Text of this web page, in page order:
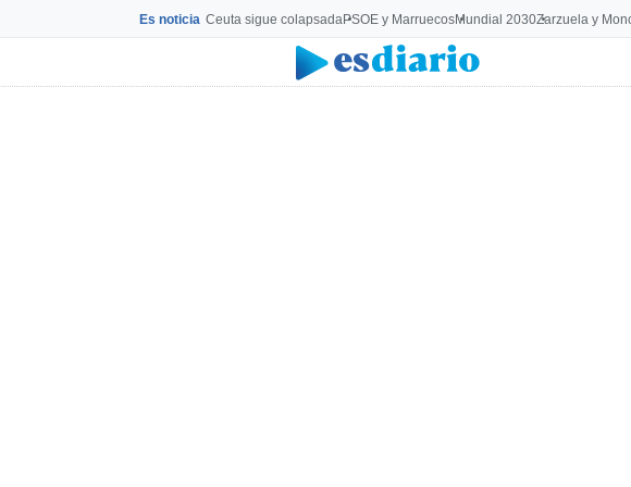
Es noticia Ceuta sigue colapsadaPSOE y MarruecosMundial 2030Zarzuela y